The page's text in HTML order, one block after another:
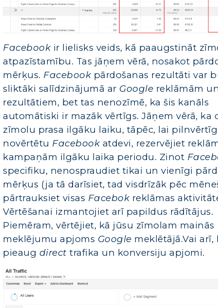
Facebook ir lielisks veids, kā paaugstināt
atpazīstamību. Tas jāņem vērā, nosakot
mērķus. Facebook pārdošanas rezultāti var
sliktāki salīdzinājumā ar Google reklāmām
rezultātiem, bet tas nenozīmē, ka šis kanāls
automātiski ir mazāk vērtīgs. Jāņem vērā, ka
zīmolu prasa ilgāku laiku, tāpēc, lai
novērtētu Facebook atdevi, rezervējiet
kampaņām ilgāku laika periodu. Zinot
specifiku, nenospraudiet tikai un vienīgi
mērķus (ja tā darīsiet, tad visdrīzāk pēc
pārtrauksiet visas Facebok reklāmas
Vērtēšanai izmantojiet arī papildus rādītājus.
Piemēram, vērtējiet, kā jūsu zīmolam mainās
meklējumu apjoms Google meklētājā.Vai arī,
pieaug directtrafika un konversiju apjomi.